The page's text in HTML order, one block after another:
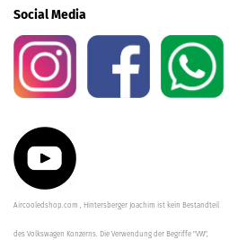
Social Media
Aircooledshop.com , Hintersberger Joachim ist kein Bestandteil
des Volkswagen Konzerns. Die Verwendung der Begriffe "VW",